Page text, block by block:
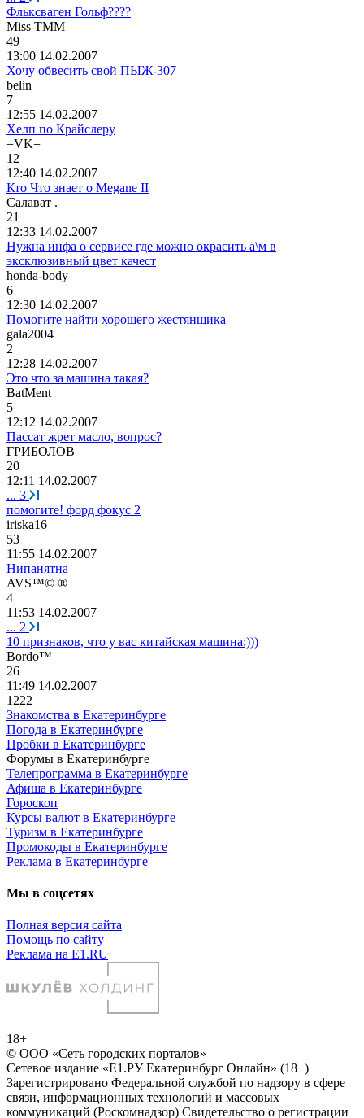
Фльксваген Гольф????
Miss TMM
49
13:00 14.02.2007
Хочу обвесить свой ПЫЖ-307
belin
7
12:55 14.02.2007
Хелп по Крайслеру
=VK=
12
12:40 14.02.2007
Кто Что знает о Megane II
Салават .
21
12:33 14.02.2007
Нужна инфа о сервисе где можно окрасить а\м в
эксклюзивный цвет качест
honda-body
6
12:30 14.02.2007
Помогите найти хорошего жестянщика
gala2004
2
12:28 14.02.2007
Это что за машина такая?
BatMent
5
12:12 14.02.2007
Пассат жрет масло, вопрос?
ГРИБОЛОВ
20
12:11 14.02.2007
... 3
помогите! форд фокус 2
iriska16
53
11:55 14.02.2007
Нипанятна
AVS™© ®
4
11:53 14.02.2007
... 2
10 признаков, что у вас китайская машина:)))
Bordo™
26
11:49 14.02.2007
1222
Знакомства в Екатеринбурге
Погода в Екатеринбурге
Пробки в Екатеринбурге
Форумы в Екатеринбурге
Телепрограмма в Екатеринбурге
Афиша в Екатеринбурге
Гороскоп
Курсы валют в Екатеринбурге
Туризм в Екатеринбурге
Промокоды в Екатеринбурге
Реклама в Екатеринбурге
Мы в соцсетях
Полная версия сайта
Помощь по сайту
Реклама на E1.RU
18+
© ООО «Сеть городских порталов»
Сетевое издание «Е1.РУ Екатеринбург Онлайн» (18+)
Зарегистрировано Федеральной службой по надзору в сфере
связи, информационных технологий и массовых
коммуникаций (Роскомнадзор) Свидетельство о регистрации